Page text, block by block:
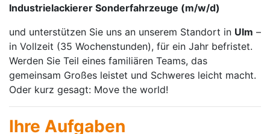
Industrielackierer Sonderfahrzeuge (m/w/d)
und unterstützen Sie uns an unserem Standort in Ulm –
in Vollzeit (35 Wochenstunden), für ein Jahr befristet.
Werden Sie Teil eines familiären Teams, das
gemeinsam Großes leistet und Schweres leicht macht.
Oder kurz gesagt: Move the world!
Ihre Aufgaben